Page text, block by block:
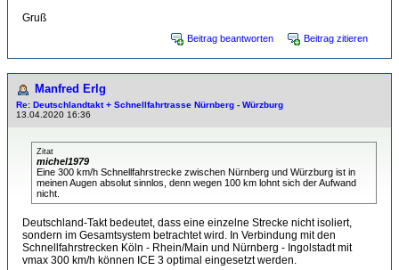
Gruß
Beitrag beantworten Beitrag zitieren
Manfred Erlg
Re: Deutschlandtakt + Schnellfahrtrasse Nürnberg - Würzburg
13.04.2020 16:36
Zitat
michel1979
Eine 300 km/h Schnellfahrstrecke zwischen Nürnberg und Würzburg ist in
meinen Augen absolut sinnlos, denn wegen 100 km lohnt sich der Aufwand
nicht.
Deutschland-Takt bedeutet, dass eine einzelne Strecke nicht isoliert,
sondern im Gesamtsystem betrachtet wird. In Verbindung mit den
Schnellfahrstrecken Köln - Rhein/Main und Nürnberg - Ingolstadt mit
vmax 300 km/h können ICE 3 optimal eingesetzt werden.